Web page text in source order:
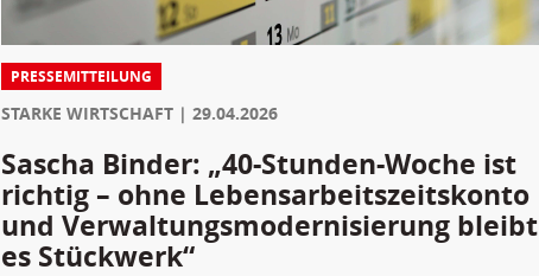
PRESSEMITTEILUNG
STARKE WIRTSCHAFT 29.04.2026
Sascha Binder: „40-Stunden-Woche ist
richtig – ohne Lebensarbeitszeitskonto
und Verwaltungsmodernisierung bleibt
es Stückwerk“